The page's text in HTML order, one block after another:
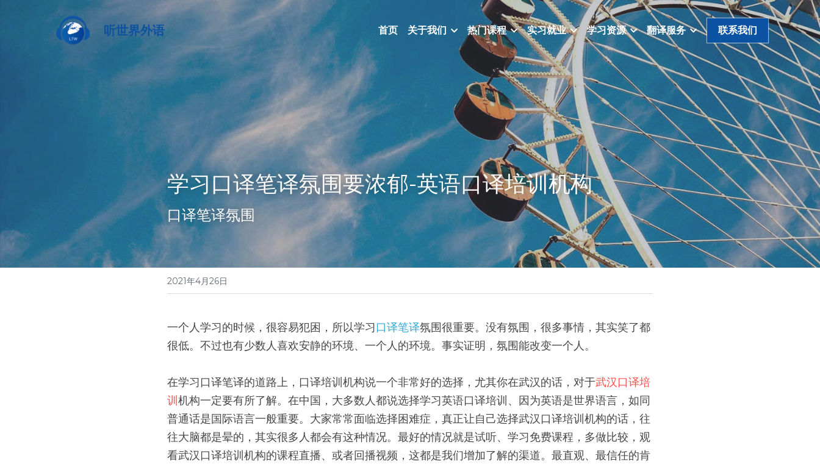
听世界外语 首页 关于我们 热门课程 实习就业 学习资源 翻译服务 联系我们
学习口译笔译氛围要浓郁-英语口译培训机构
口译笔译氛围
2021年4月26日
一个人学习的时候，很容易犯困，所以学习口译笔译氛围很重要。没有氛围，很多事情，其实笑了都
很低。不过也有少数人喜欢安静的环境、一个人的环境。事实证明，氛围能改变一个人。
在学习口译笔译的道路上，口译培训机构说一个非常好的选择，尤其你在武汉的话，对于武汉口译培
训 机构一定要有所了解。在中国，大多数人都说选择学习英语口译培训、因为英语是世界语言，如同
普通话是国际语言一般重要。大家常常面临选择困难症，真正让自己选择武汉口译培训机构的话，往
往大脑都是晕的，其实很多人都会有这种情况。最好的情况就是试听、学习免费课程，多做比较，观
看武汉口译培训机构的课程直播、或者回播视频，这都是我们增加了解的渠道。最直观、最信任的肯